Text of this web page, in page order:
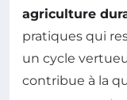
agriculture
pratiques qui
un cycle
contribue à la